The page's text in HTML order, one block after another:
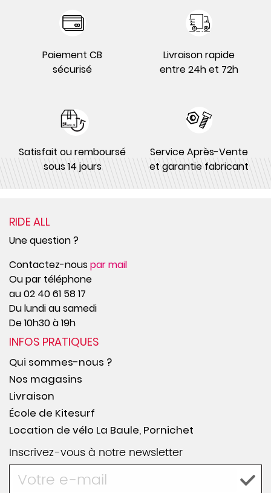
Paiement CB
sécurisé
Livraison rapide
entre 24h et 72h
Satisfait ou remboursé
sous 14 jours
Service Après-Vente
et garantie fabricant
RIDE ALL
Une question ?
Contactez-nouspar mail
Ou par téléphone
au 02 40 61 58 17
Du lundi au samedi
De 10h30 à 19h
INFOS PRATIQUES
Qui sommes-nous ?
Nos magasins
Livraison
École de Kitesurf
Location de vélo La Baule, Pornichet
Inscrivez-vous à notre newsletter